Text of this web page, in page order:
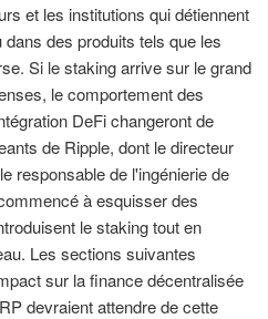
et les institutions qui détiennent
des produits tels que les
Si le staking arrive sur le grand
le comportement des
DeFi changeront de
de Ripple, dont le directeur
responsable de l'ingénierie de
à esquisser des
le staking tout en
Les sections suivantes
sur la finance décentralisée
devraient attendre de cette